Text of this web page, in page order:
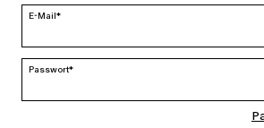
ändern
E-Mail*
Passwort*